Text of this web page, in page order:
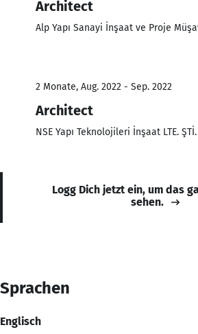
Architect
Alp Yapı Sanayi İnşaat ve Proje
2 Monate, Aug. 2022 - Sep. 2022
Architect
NSE Yapı Teknolojileri İnşaat LTE. ŞTİ.
Logg Dich jetzt ein, um das
sehen.
Sprachen
Englisch